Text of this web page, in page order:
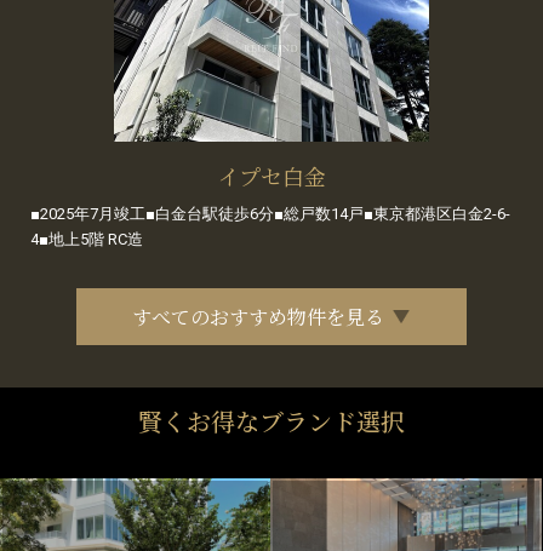
イプセ白金
■2025年7月竣工■白金台駅徒歩6分■総戸数14戸■東京都港区白金2-6-
4■地上5階 RC造
すべてのおすすめ物件を見る
賢くお得なブランド選択